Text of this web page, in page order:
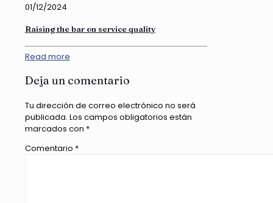
01/12/2024
Raising the bar on service quality
Read more
Deja un comentario
Tu dirección de correo electrónico no será
publicada. Los campos obligatorios están
marcados con *
Comentario *